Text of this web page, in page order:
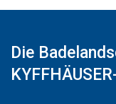
Die